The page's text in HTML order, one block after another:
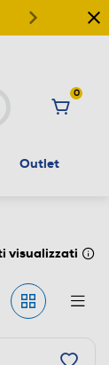
0
Outlet
visualizzati